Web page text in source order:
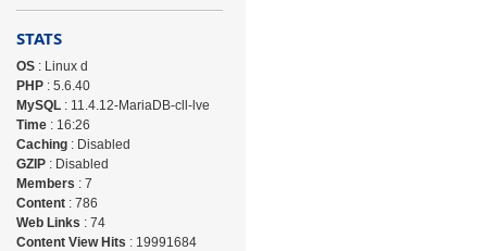
STATS
OS: Linux d
PHP: 5.6.40
MySQL: 11.4.12-MariaDB-cll-lve
Time: 16:26
Caching: Disabled
GZIP: Disabled
Members : 7
Content: 786
Web Links : 74
Content View Hits : 19991684